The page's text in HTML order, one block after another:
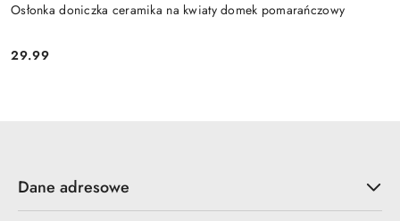
Osłonka doniczka ceramika na kwiaty domek pomarańczowy
Cena:
29.99
Dane adresowe